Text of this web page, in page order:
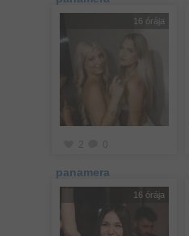
16 órája
2
panamera
16 órája